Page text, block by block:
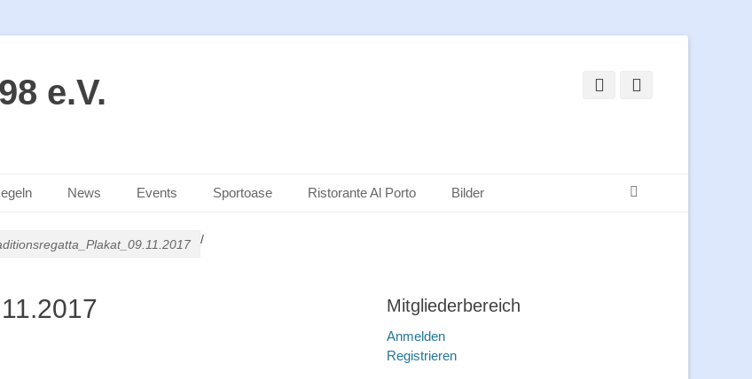
e.V. Facebook
News Events Sportoase Ristorante Al Porto Bilder
/
Mitgliederbereich
Anmelden
Registrieren